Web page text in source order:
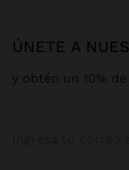
ÚNETE A
y obtén un 10%